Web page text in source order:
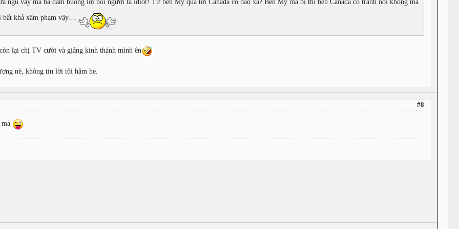
ngu vậy mà bả dám buông lời nói người ta idiot! Từ bên Mỹ qua tới Canada có bao xa? Bên Mỹ mà bị thì bên Canada có tránh nổi không mà
khả xâm phạm vậy....
lại chị TV cười và giảng kinh thánh mình ên
nè, không tin lời tôi hâm he.
#8